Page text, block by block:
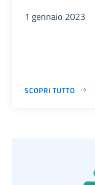
1 gennaio 2023
SCOPRI TUTTO